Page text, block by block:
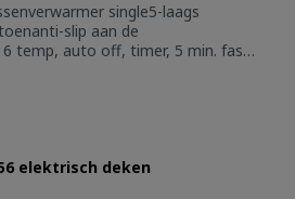
single5-laags
slip aan de
temp, auto off, timer, 5 min. fast
veiligheid,
en droogkast
elektrisch deken